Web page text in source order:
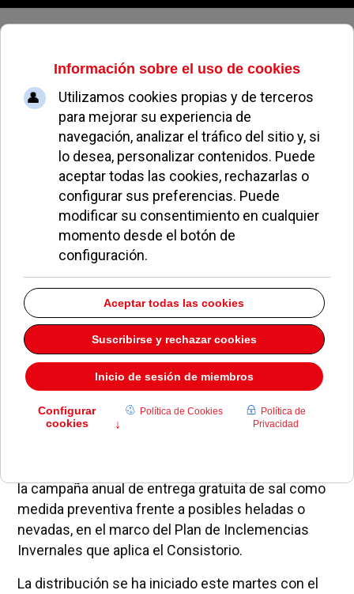
Sábado, 08 de agosto de 2026
Pozuelo inicia la entrega gratuita
de sal para prevenir heladas
dentro de su plan invernal
JUAN FERNÁNDEZ NOTICIAS DE POZUELO 19 NOVIEMBRE 2025
la campaña anual de entrega gratuita de sal como
medida preventiva frente a posibles heladas o
nevadas, en el marco del Plan de Inclemencias
Invernales que aplica el Consistorio.
La distribución se ha iniciado este martes con el